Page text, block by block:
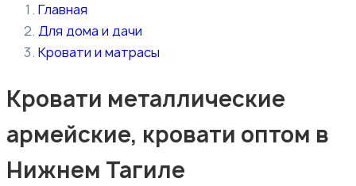
Главная
Для дома и дачи
Кровати и матрасы
Кровати металлические
армейские, кровати оптом в
Нижнем Тагиле